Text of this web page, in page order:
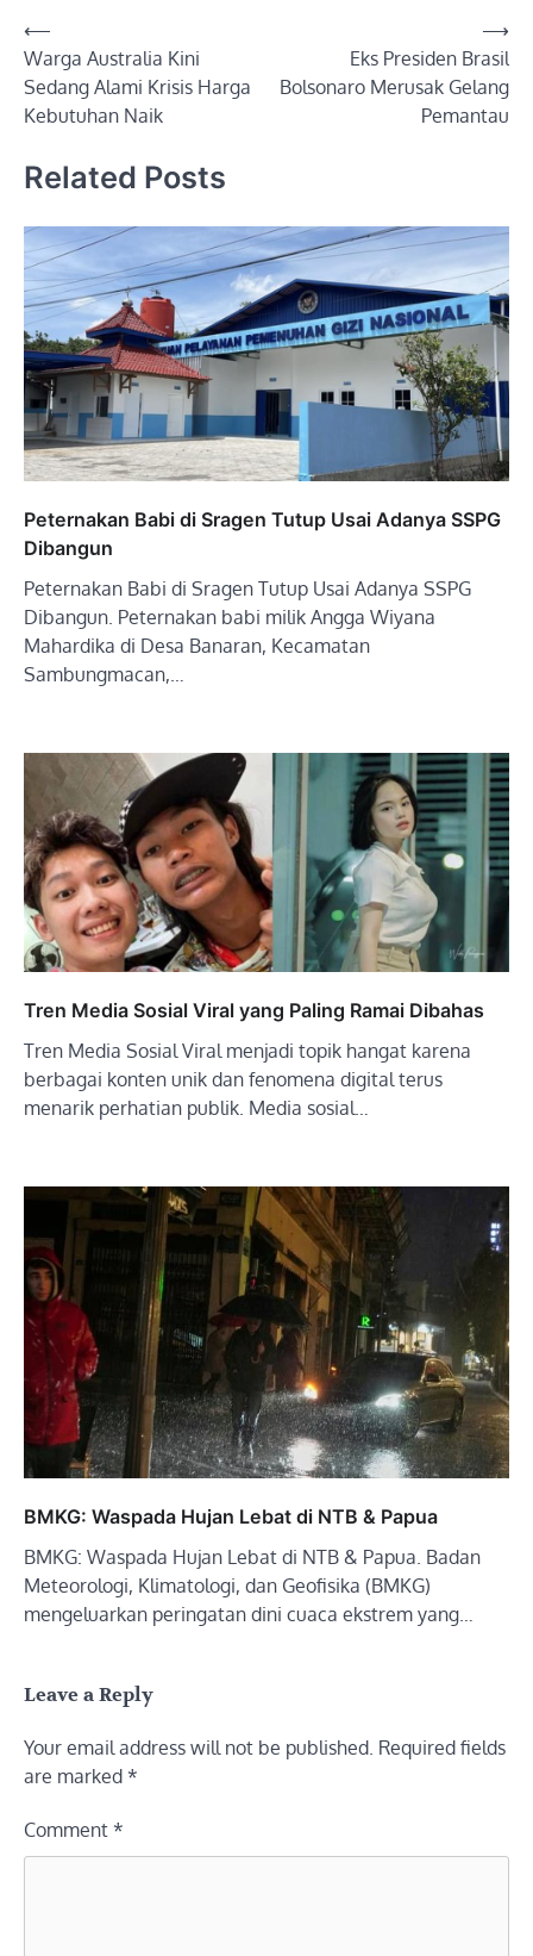
Post
navigation
⟵
Warga Australia Kini
Sedang Alami Krisis Harga
Kebutuhan Naik
Eks Presiden Brasil
Bolsonaro Merusak Gelang
Pemantau
⟶
Related Posts
Peternakan Babi di Sragen Tutup Usai Adanya SSPG
Dibangun
Peternakan Babi di Sragen Tutup Usai Adanya SSPG
Dibangun. Peternakan babi milik Angga Wiyana
Mahardika di Desa Banaran, Kecamatan
Sambungmacan,…
Tren Media Sosial Viral yang Paling Ramai Dibahas
Tren Media Sosial Viral menjadi topik hangat karena
berbagai konten unik dan fenomena digital terus
menarik perhatian publik. Media sosial…
BMKG: Waspada Hujan Lebat di NTB & Papua
BMKG: Waspada Hujan Lebat di NTB & Papua. Badan
Meteorologi, Klimatologi, dan Geofisika (BMKG)
mengeluarkan peringatan dini cuaca ekstrem yang…
Leave a Reply
Your email address will not be published. Required fields
are marked *
Comment *